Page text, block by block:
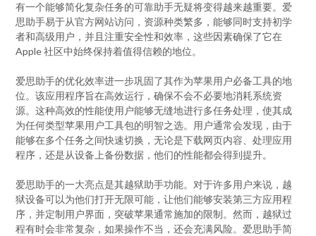
有一个能够简化复杂任务的可靠助手无疑将变得越来越重要。爱
思助手易于从官方网站访问，资源种类繁多，能够同时支持初学
者和高级用户，并且注重安全性和效率，这些因素确保了它在
Apple 社区中始终保持着值得信赖的地位。
爱思助手的优化效率进一步巩固了其作为苹果用户必备工具的地
位。该应用程序旨在高效运行，确保不会不必要地消耗系统资
源。这种高效的性能使用户能够无缝地进行多任务处理，使其成
为任何类型苹果用户工具包的明智之选。用户通常会发现，由于
能够在多个任务之间快速切换，无论是下载网页内容、处理应用
程序，还是从设备上备份数据，他们的性能都会得到提升。
爱思助手的一大亮点是其越狱助手功能。对于许多用户来说，越
狱设备可以为他们打开无限可能，让他们能够安装第三方应用程
序，并定制用户界面，突破苹果通常施加的限制。然而，越狱过
程有时会非常复杂，如果操作不当，还会充满风险。爱思助手简